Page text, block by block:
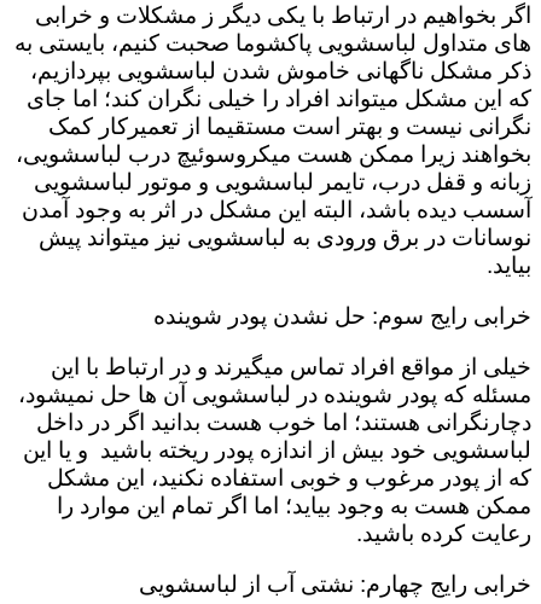
اگر بخواهیم در ارتباط با یکی دیگر ز مشکلات و خرابی
های متداول لباسشویی پاکشوما صحبت کنیم، بایستی به
ذکر مشکل ناگهانی خاموش شدن لباسشویی بپردازیم،
که این مشکل میتواند افراد را خیلی نگران کند؛ اما جای
نگرانی نیست و بهتر است مستقیما از تعمیرکار کمک
بخواهند زیرا ممکن هست میکروسوئیچ درب لباسشویی،
زبانه و قفل درب، تایمر لباسشویی و موتور لباسشویی
آسسب دیده باشد، البته این مشکل در اثر به وجود آمدن
نوسانات در برق ورودی به لباسشویی نیز میتواند پیش
بیاید.
خرابی رایج سوم: حل نشدن پودر شوینده
خیلی از مواقع افراد تماس میگیرند و در ارتباط با این
مسئله که پودر شوینده در لباسشویی آن ها حل نمیشود،
دچارنگرانی هستند؛ اما خوب هست بدانید اگر در داخل
لباسشویی خود بیش از اندازه پودر ریخته باشید و یا این
که از پودر مرغوب و خوبی استفاده نکنید، این مشکل
ممکن هست به وجود بیاید؛ اما اگر تمام این موارد را
رعایت کرده باشید.
خرابی رایج چهارم: نشتی آب از لباسشویی